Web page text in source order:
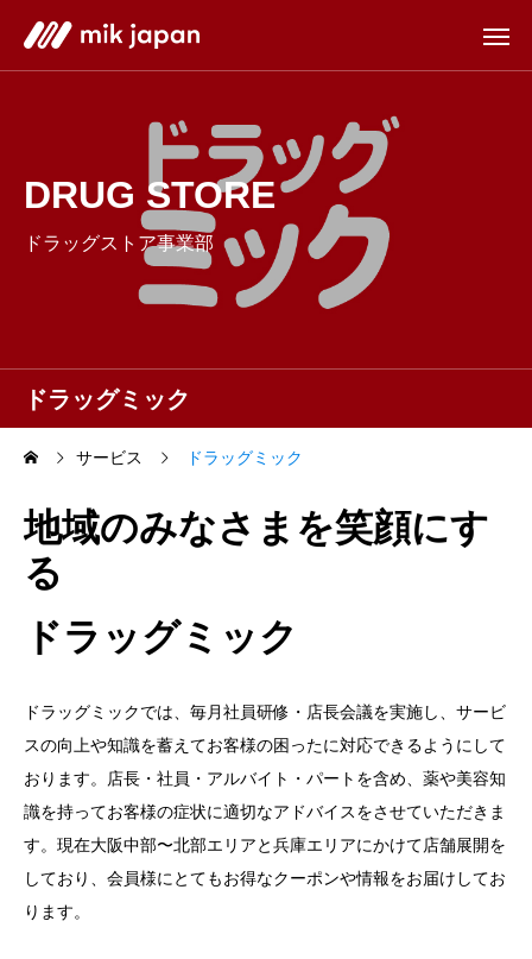
ドラッグミック
DRUG STORE
ドラッグストア事業部
サービス ドラッグミック
地域のみなさまを笑顔にす
る
ドラッグミック
ドラッグミックでは、毎月社員研修・店長会議を実施し、サービ
スの向上や知識を蓄えてお客様の困ったに対応できるようにして
おります。店長・社員・アルバイト・パートを含め、薬や美容知
識を持ってお客様の症状に適切なアドバイスをさせていただきま
す。現在大阪中部〜北部エリアと兵庫エリアにかけて店舗展開を
しており、会員様にとてもお得なクーポンや情報をお届けしてお
ります。